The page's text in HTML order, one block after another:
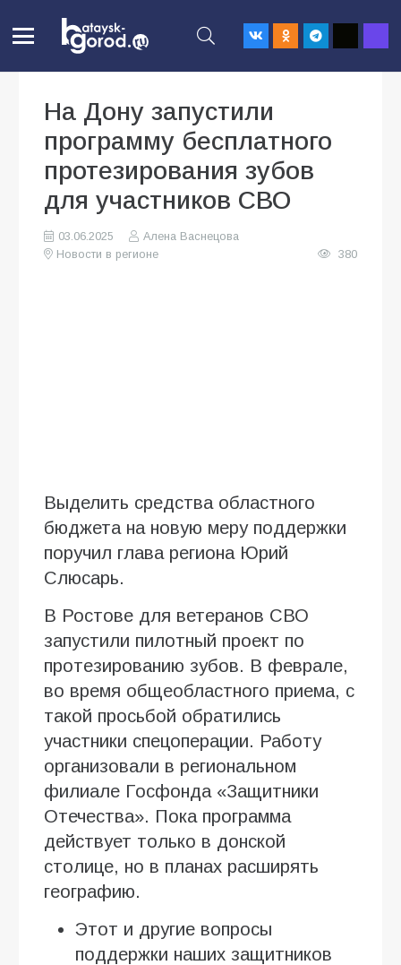
На Дону запустили
программу бесплатного
протезирования зубов
для участников СВО
03.06.2025
Алена Васнецова
Новости в регионе
380
Выделить средства областного
бюджета на новую меру поддержки
поручил глава региона Юрий
Слюсарь.
В Ростове для ветеранов СВО
запустили пилотный проект по
протезированию зубов. В феврале,
во время общеобластного приема, с
такой просьбой обратились
участники спецоперации. Работу
организовали в региональном
филиале Госфонда «Защитники
Отечества». Пока программа
действует только в донской
столице, но в планах расширять
географию.
Этот и другие вопросы
поддержки наших защитников